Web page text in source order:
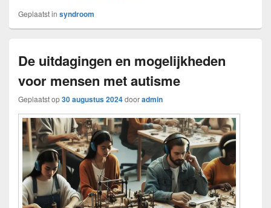
Geplaatst in syndroom
De uitdagingen en mogelijkheden
voor mensen met autisme
Geplaatst op30 augustus 2024dooradmin